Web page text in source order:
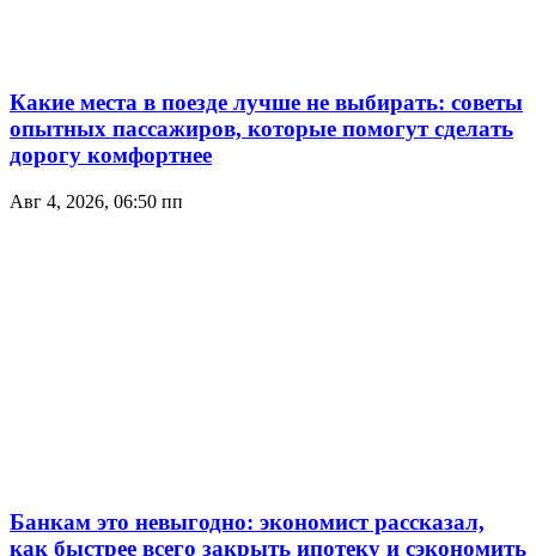
Какие места в поезде лучше не выбирать: советы
опытных пассажиров, которые помогут сделать
дорогу комфортнее
Авг 4, 2026, 06:50 пп
Банкам это невыгодно: экономист рассказал,
как быстрее всего закрыть ипотеку и сэкономить